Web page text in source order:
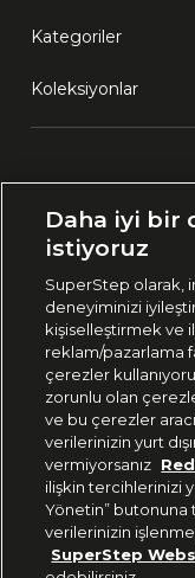
Kategoriler
Koleksiyonlar
🇹🇷 Türkiye
444 37 36
Uygulamadan
Bizi Takip Edin
Daha iyi bir
istiyoruz
SuperStep olarak,
deneyiminizi
kişiselleştirmek ve
reklam/pazarlama
çerezler
zorunlu olan
ve bu çerezler
verilerinizin yurt
vermiyorsanız
ilişkin tercihlerinizi
Yönetin” butonuna
verilerinizin
SuperStep